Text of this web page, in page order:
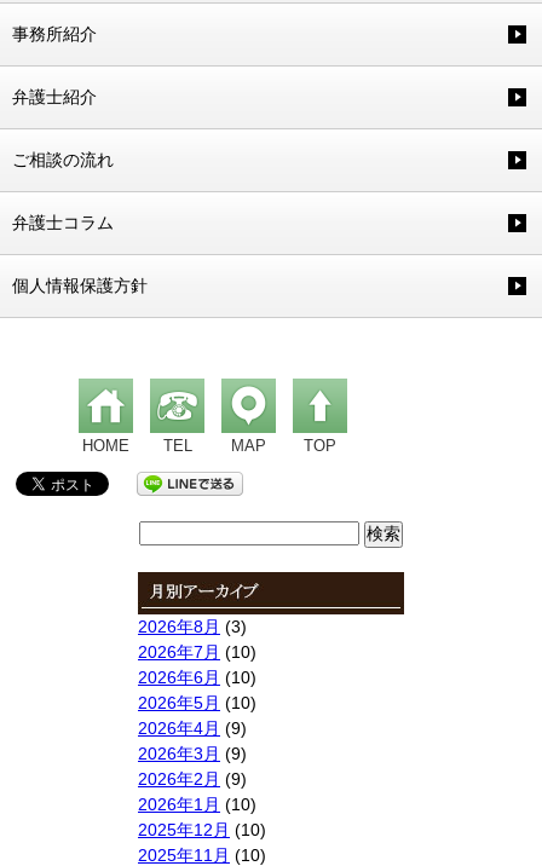
事務所紹介
弁護士紹介
ご相談の流れ
弁護士コラム
個人情報保護方針
HOME TEL MAP TOP
2026年8月 (3)
2026年7月 (10)
2026年6月 (10)
2026年5月 (10)
2026年4月 (9)
2026年3月 (9)
2026年2月 (9)
2026年1月 (10)
2025年12月 (10)
2025年11月 (10)